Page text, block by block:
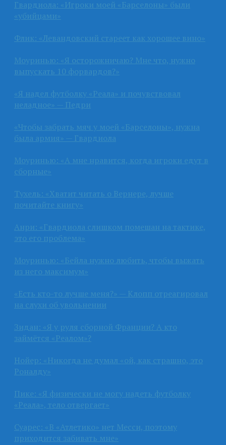
Гвардиола: «Игроки моей «Барселоны» были
«убийцами»
Флик: «Левандовский стареет как хорошее вино»
Моуринью: «Я осторожничаю? Мне что, нужно
выпускать 10 форвардов?»
«Я надел футболку «Реала» и почувствовал
неладное» — Педри
«Чтобы забрать мяч у моей «Барселоны», нужна
была армия» — Гвардиола
Моуринью: «А мне нравится, когда игроки едут в
сборные»
Тухель: «Хватит читать о Вернере, лучше
почитайте книгу»
Анри: «Гвардиола слишком помешан на тактике,
это его проблема»
Моуринью: «Бейла нужно любить, чтобы выжать
из него максимум»
«Есть кто-то лучше меня?» — Клопп отреагировал
на слухи об увольнении
Зидан: «Я у руля сборной Франции? А кто
займётся «Реалом»?
Нойер: «Никогда не думал «ой, как страшно, это
Роналду»
Пике: «Я физически не могу надеть футболку
«Реала», тело отвергает»
Суарес: «В «Атлетико» нет Месси, поэтому
приходится забивать мне»